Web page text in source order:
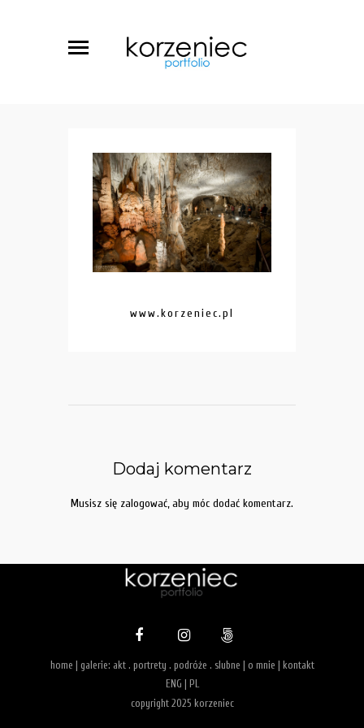
www.korzeniec.pl
Dodaj komentarz
Musisz się zalogować, aby móc dodać komentarz.
home | galerie: akt. portrety . podróże . slubne o mnie
kontakt
ENG
PL
copyright 2025 korzeniec